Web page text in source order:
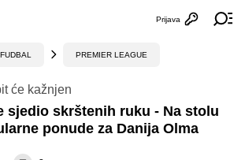
Otvori
Prijava
FUDBAL PREMIER LEAGUE
će kažnjen
sjedio skrštenih ruku - Na stolu
ponude za Danija Olma